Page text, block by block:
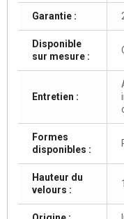
Garantie :
Disponible
sur mesure :
Entretien :
Formes
disponibles :
Hauteur du
velours :